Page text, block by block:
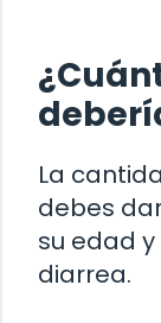
La
debes
su edad
diarrea.